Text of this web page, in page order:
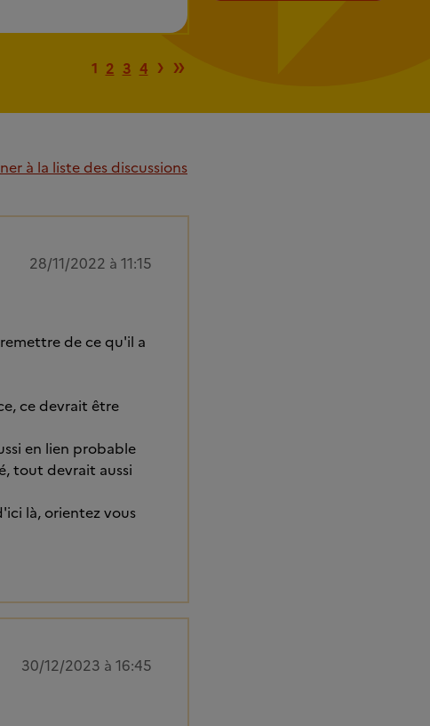
1 2 3 4 Page suivante
› Dernière page
»
à la liste des discussions
28/11/2022 à 11:15
de ce qu'il a
ce devrait être
en lien probable
tout devrait aussi
là, orientez vous
30/12/2023 à 16:45